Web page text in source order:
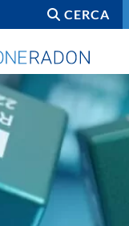
CERCA